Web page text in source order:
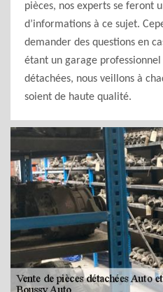
pièces, nos experts se feront
d’informations à ce sujet.
demander des questions en
étant un garage
détachées, nous veillons à
soient de haute qualité.